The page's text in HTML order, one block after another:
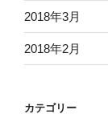
2018年3月
2018年2月
カテゴリー